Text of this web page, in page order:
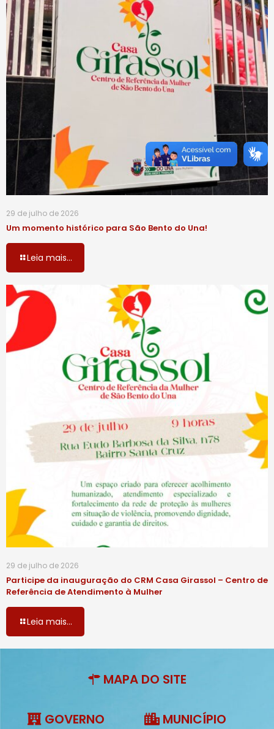
29 de julho de 2026
Um momento histórico para São Bento do Una!
Leia mais...
29 de julho de 2026
Participe da inauguração do CRM Casa Girassol – Centro de
Referência de Atendimento à Mulher
Leia mais...
MAPA DO SITE
GOVERNO MUNICÍPIO